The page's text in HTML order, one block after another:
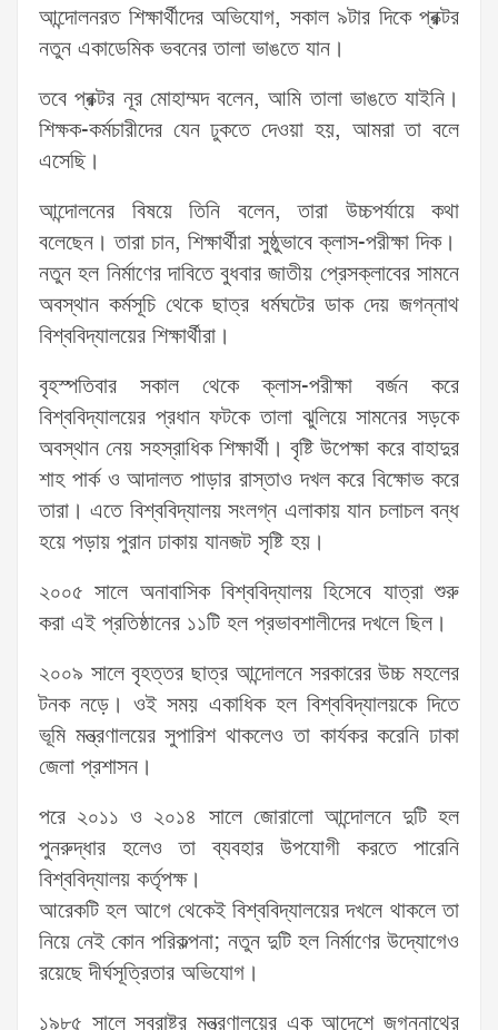
আন্দোলনরত শিক্ষার্থীদের অভিযোগ, সকাল ৯টার দিকে প্রক্টর
নতুন একাডেমিক ভবনের তালা ভাঙতে যান।
তবে প্রক্টর নূর মোহাম্মদ বলেন, আমি তালা ভাঙতে যাইনি।
শিক্ষক-কর্মচারীদের যেন ঢুকতে দেওয়া হয়, আমরা তা বলে
এসেছি।
আন্দোলনের বিষয়ে তিনি বলেন, তারা উচ্চপর্যায়ে কথা
বলেছেন। তারা চান, শিক্ষার্থীরা সুষ্ঠুভাবে ক্লাস-পরীক্ষা দিক।
নতুন হল নির্মাণের দাবিতে বুধবার জাতীয় প্রেসক্লাবের সামনে
অবস্থান কর্মসূচি থেকে ছাত্র ধর্মঘটের ডাক দেয় জগন্নাথ
বিশ্ববিদ্যালয়ের শিক্ষার্থীরা।
বৃহস্পতিবার সকাল থেকে ক্লাস-পরীক্ষা বর্জন করে
বিশ্ববিদ্যালয়ের প্রধান ফটকে তালা ঝুলিয়ে সামনের সড়কে
অবস্থান নেয় সহস্রাধিক শিক্ষার্থী। বৃষ্টি উপেক্ষা করে বাহাদুর
শাহ পার্ক ও আদালত পাড়ার রাস্তাও দখল করে বিক্ষোভ করে
তারা। এতে বিশ্ববিদ্যালয় সংলগ্ন এলাকায় যান চলাচল বন্ধ
হয়ে পড়ায় পুরান ঢাকায় যানজট সৃষ্টি হয়।
২০০৫ সালে অনাবাসিক বিশ্ববিদ্যালয় হিসেবে যাত্রা শুরু
করা এই প্রতিষ্ঠানের ১১টি হল প্রভাবশালীদের দখলে ছিল।
২০০৯ সালে বৃহত্তর ছাত্র আন্দোলনে সরকারের উচ্চ মহলের
টনক নড়ে। ওই সময় একাধিক হল বিশ্ববিদ্যালয়কে দিতে
ভূমি মন্ত্রণালয়ের সুপারিশ থাকলেও তা কার্যকর করেনি ঢাকা
জেলা প্রশাসন।
পরে ২০১১ ও ২০১৪ সালে জোরালো আন্দোলনে দুটি হল
পুনরুদ্ধার হলেও তা ব্যবহার উপযোগী করতে পারেনি
বিশ্ববিদ্যালয় কর্তৃপক্ষ।
আরেকটি হল আগে থেকেই বিশ্ববিদ্যালয়ের দখলে থাকলে তা
নিয়ে নেই কোন পরিকল্পনা; নতুন দুটি হল নির্মাণের উদ্যোগেও
রয়েছে দীর্ঘসূত্রিতার অভিযোগ।
১৯৮৫ সালে স্বরাষ্ট্র মন্ত্রণালয়ের এক আদেশে জগন্নাথের